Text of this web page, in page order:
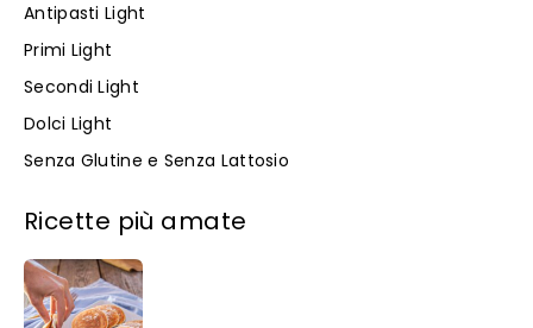
Antipasti Light
Primi Light
Secondi Light
Dolci Light
Senza Glutine e Senza Lattosio
Ricette più amate